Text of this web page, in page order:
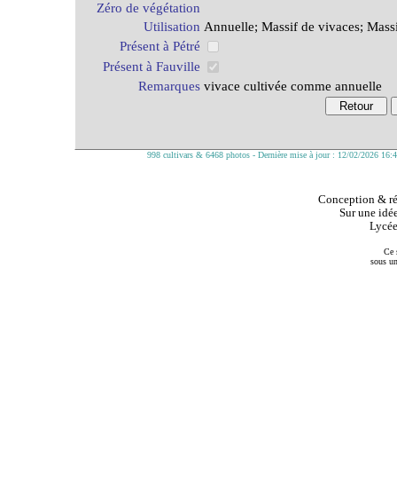
Zéro de végétation
Utilisation Annuelle; Massif de vivaces;
Présent à Pétré
Présent à Fauville
Remarques vivace cultivée comme annuelle
998 cultivars & 6468 photos - Dernière mise à jour : 12/02/2026
Conception &
Sur une
Ce
sous